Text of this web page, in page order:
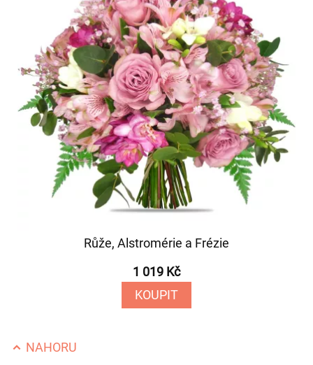
Růže, Alstromérie a Frézie
1 019 Kč
KOUPIT
NAHORU